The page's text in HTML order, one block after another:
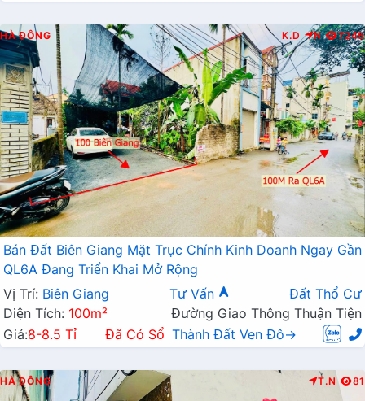
HÀ ĐÔNG K.D N 7245
Bán Đất Biên Giang Mặt Trục Chính Kinh Doanh Ngay Gần
QL6A Đang Triển Khai Mở Rộng
Vị Trí: Biên Giang Tư Vấn
Đất Thổ Cư
Diện Tích: 100m²
Đường Giao Thông Thuận Tiện
Giá:8-8.5 Tỉ Đã Có Sổ Thành Đất Ven Đô→
HÀ ĐÔNG T.N 81